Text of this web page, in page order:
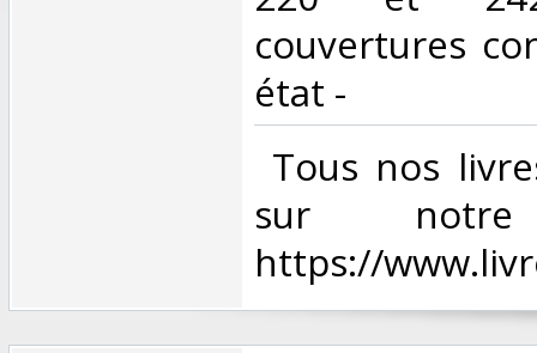
couvertures
état - ‎
Tous nos
sur
https://